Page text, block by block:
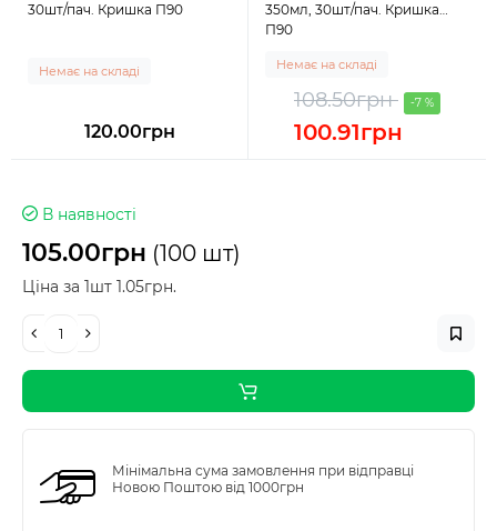
30шт/пач. Кришка П90
Немає на складі
120.00грн
350мл, 30шт/пач. Кришка
П90
Немає на складі
108.50грн -7 %
100.91грн
В наявності
105.00грн (100 шт)
Ціна за 1шт 1.05грн.
Мінімальна сума замовлення при відправці
Новою Поштою від 1000грн